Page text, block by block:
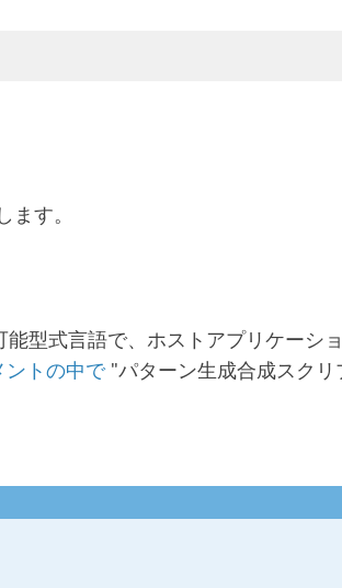
す。
型式言語で、ホストアプリケーシ
ントの中で"パターン生成合成スクリ